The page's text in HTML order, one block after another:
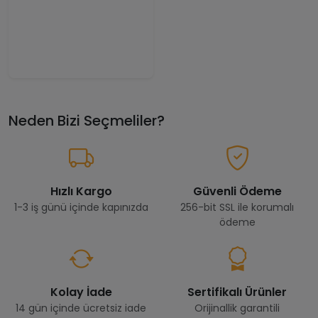
Neden Bizi Seçmeliler?
Hızlı Kargo
1-3 iş günü içinde kapınızda
Güvenli Ödeme
256-bit SSL ile korumalı
ödeme
Kolay İade
14 gün içinde ücretsiz iade
Sertifikalı Ürünler
Orijinallik garantili